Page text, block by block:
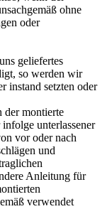
ohne
oder
geliefertes
so werden wir
instand setzten oder
der montierte
unterlassener
vor oder nach
und
Anleitung für
verwendet